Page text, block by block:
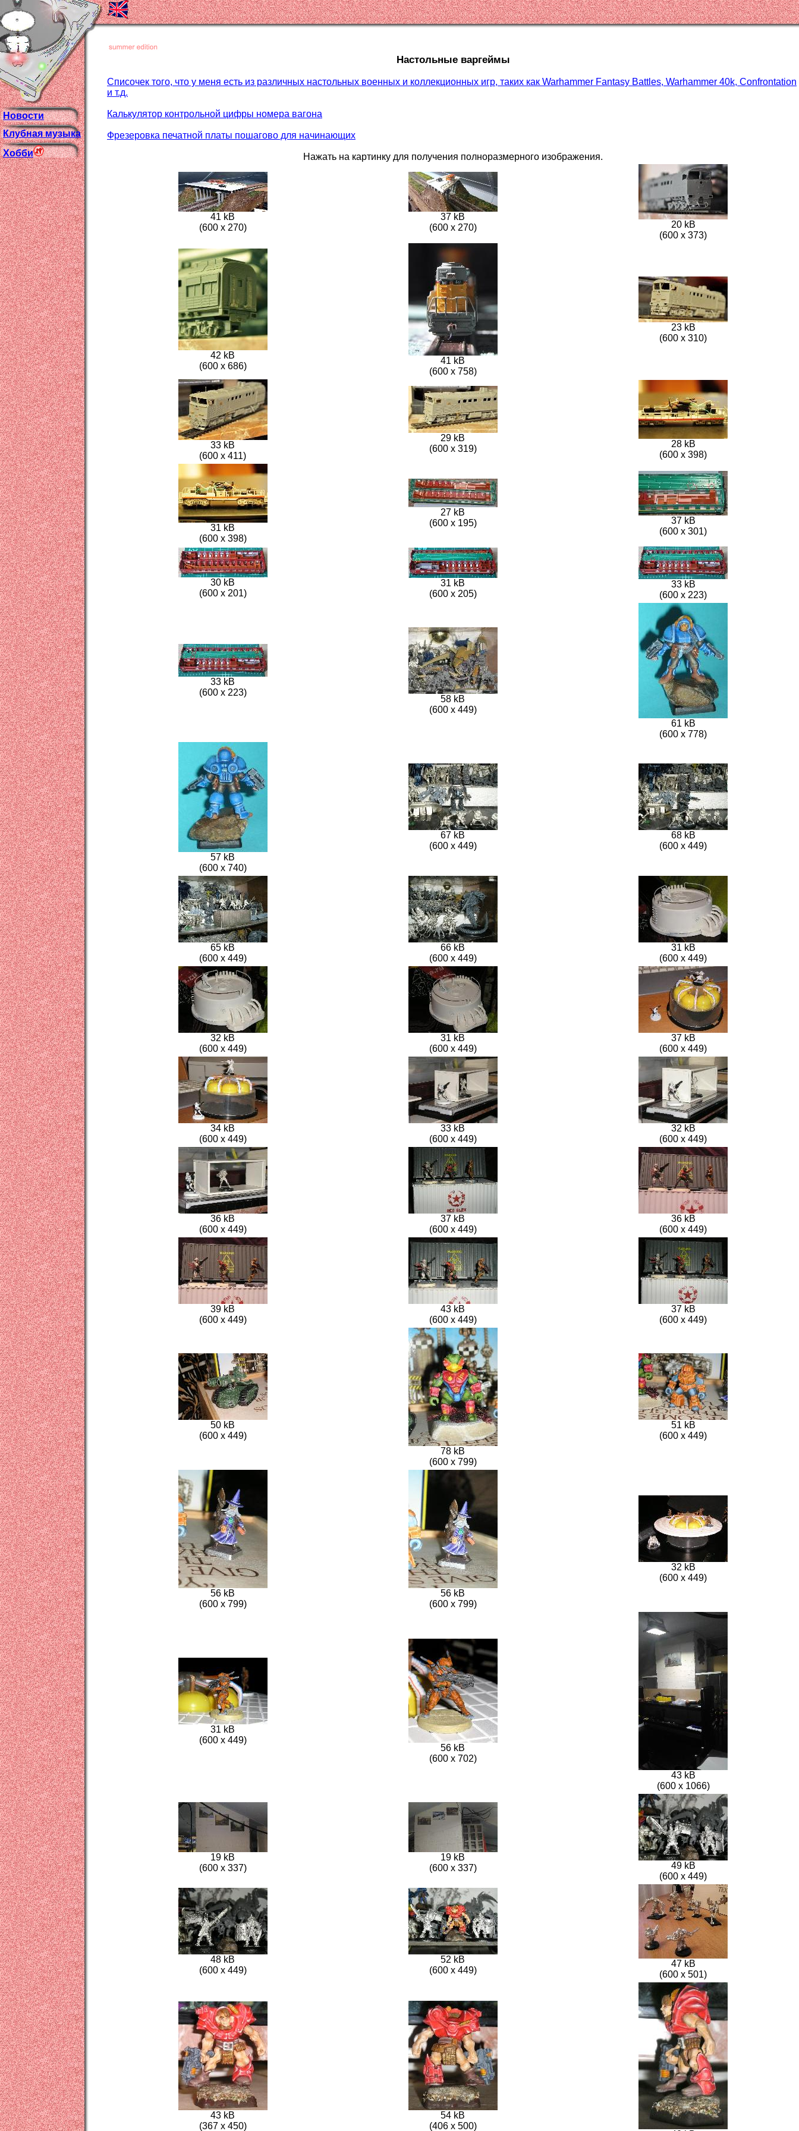
Новости
Клубная музыка
Хобби
Настольные варгеймы
Списочек того, что у меня есть из различных настольных военных и коллекционных игр, таких как Warhammer Fantasy Battles, Warhammer 40k, Confrontation
и т.д.
Калькулятор контрольной цифры номера вагона
Фрезеровка печатной платы пошагово для начинающих
Нажать на картинку для получения полноразмерного изображения.
41 kB
(600 x 270)
37 kB
(600 x 270)
20 kB
(600 x 373)
42 kB
(600 x 686)
41 kB
(600 x 758)
23 kB
(600 x 310)
33 kB
(600 x 411)
29 kB
(600 x 319)
28 kB
(600 x 398)
31 kB
(600 x 398)
27 kB
(600 x 195)
37 kB
(600 x 301)
30 kB
(600 x 201)
31 kB
(600 x 205)
33 kB
(600 x 223)
33 kB
(600 x 223)
58 kB
(600 x 449)
61 kB
(600 x 778)
57 kB
(600 x 740)
67 kB
(600 x 449)
68 kB
(600 x 449)
65 kB
(600 x 449)
66 kB
(600 x 449)
31 kB
(600 x 449)
32 kB
(600 x 449)
31 kB
(600 x 449)
37 kB
(600 x 449)
34 kB
(600 x 449)
33 kB
(600 x 449)
32 kB
(600 x 449)
36 kB
(600 x 449)
37 kB
(600 x 449)
36 kB
(600 x 449)
39 kB
(600 x 449)
43 kB
(600 x 449)
37 kB
(600 x 449)
50 kB
(600 x 449)
78 kB
(600 x 799)
51 kB
(600 x 449)
56 kB
(600 x 799)
56 kB
(600 x 799)
32 kB
(600 x 449)
31 kB
(600 x 449)
56 kB
(600 x 702)
43 kB
(600 x 1066)
19 kB
(600 x 337)
19 kB
(600 x 337)
49 kB
(600 x 449)
48 kB
(600 x 449)
52 kB
(600 x 449)
47 kB
(600 x 501)
43 kB
(367 x 450)
54 kB
(406 x 500)